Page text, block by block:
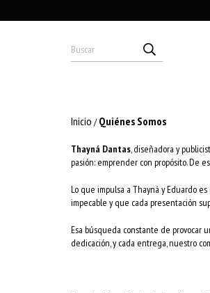
Inicio / Quiénes Somos
Thayná Dantas, diseñadora y
pasión: emprender con propósito. De
Lo que impulsa a Thayná y Eduardo
impecable y que cada presentación
Esa búsqueda constante de provocar
dedicación, y cada entrega, nuestro